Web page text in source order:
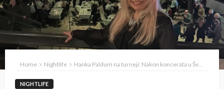
Home Nightlife Hanka Paldum na turneji: Nakon koncerata u Švedskoj, Njemačkoj i Holandiji, Hanka stigla u Hrvatsku – na redu je koncert u Zadru
NIGHTLIFE